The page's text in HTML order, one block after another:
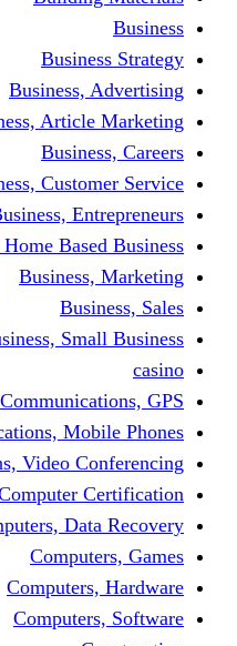
Business,
Business,
Business,
Business,
Business, Home
Business,
Communications,
Communications, Video
Computers, Computer
Computers,